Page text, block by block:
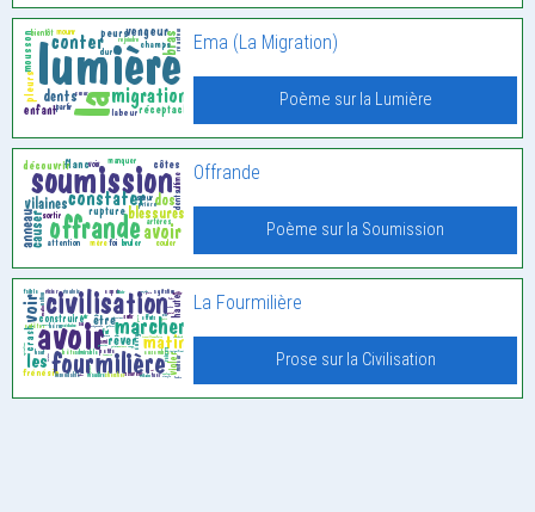
Ema (La Migration)
Poème sur la Lumière
Offrande
Poème sur la Soumission
La Fourmilière
Prose sur la Civilisation